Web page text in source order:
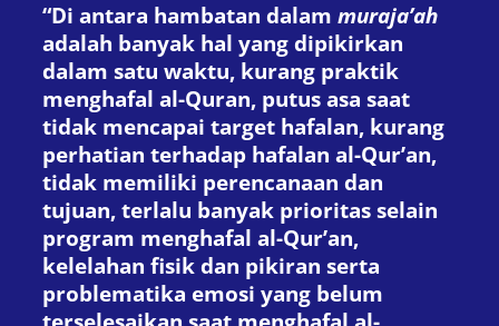
“Di antara hambatan dalam muraja’ah
adalah banyak hal yang dipikirkan
dalam satu waktu, kurang praktik
menghafal al-Quran, putus asa saat
tidak mencapai target hafalan, kurang
perhatian terhadap hafalan al-Qur’an,
tidak memiliki perencanaan dan
tujuan, terlalu banyak prioritas selain
program menghafal al-Qur’an,
kelelahan fisik dan pikiran serta
problematika emosi yang belum